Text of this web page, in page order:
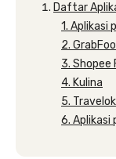
Daftar
1. Aplikasi
2.
3. Shopee
4. Kulina
5.
6. Aplikasi